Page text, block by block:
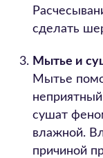
сделать
Мытье и
Мытье
сушат
влажной.
причиной